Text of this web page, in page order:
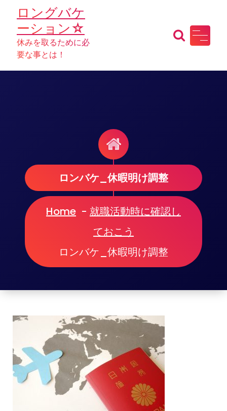
content
ロングバケ
ーション☆
休みを取るために必
要な事とは！
ロンバケ_休暇明け調整
Home - 就職活動時に確認し
ておこう
ロンバケ_休暇明け調整